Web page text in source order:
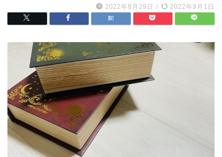
2022年8月29日 / 2022年9月1日